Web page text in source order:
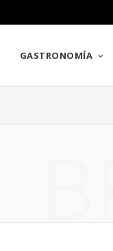
GASTRONOMÍA